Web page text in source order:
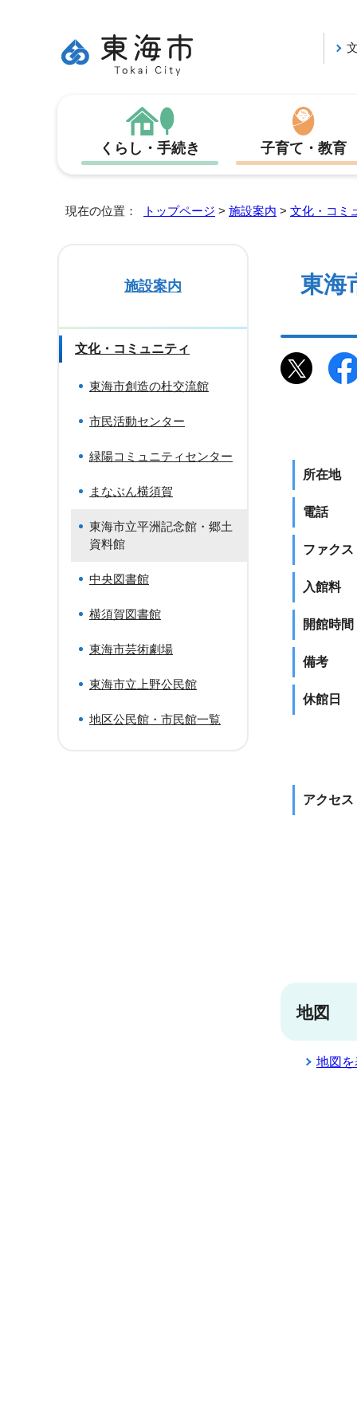
くらし・手続き 子育て・教育
現在の位置： トップページ > 施設案内 > 文化・コミ
東海
所在地
電話
ファクス
入館料
開館時間
備考
休館日
アクセス
地図
地図
施設案内
文化・コミュニティ
東海市創造の杜交流館
市民活動センター
緑陽コミュニティセンター
まなぶん横須賀
東海市立平洲記念館・郷土
資料館
中央図書館
横須賀図書館
東海市芸術劇場
東海市立上野公民館
地区公民館・市民館一覧